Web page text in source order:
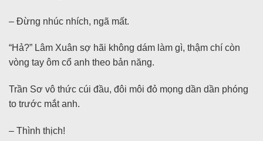
– Đừng nhúc nhích, ngã mất.
“Hả?” Lâm Xuân sợ hãi không dám làm gì, thậm chí còn
vòng tay ôm cổ anh theo bản năng.
Trần Sơ vô thức cúi đầu, đôi môi đỏ mọng dần dần phóng
to trước mắt anh.
– Thình thịch!